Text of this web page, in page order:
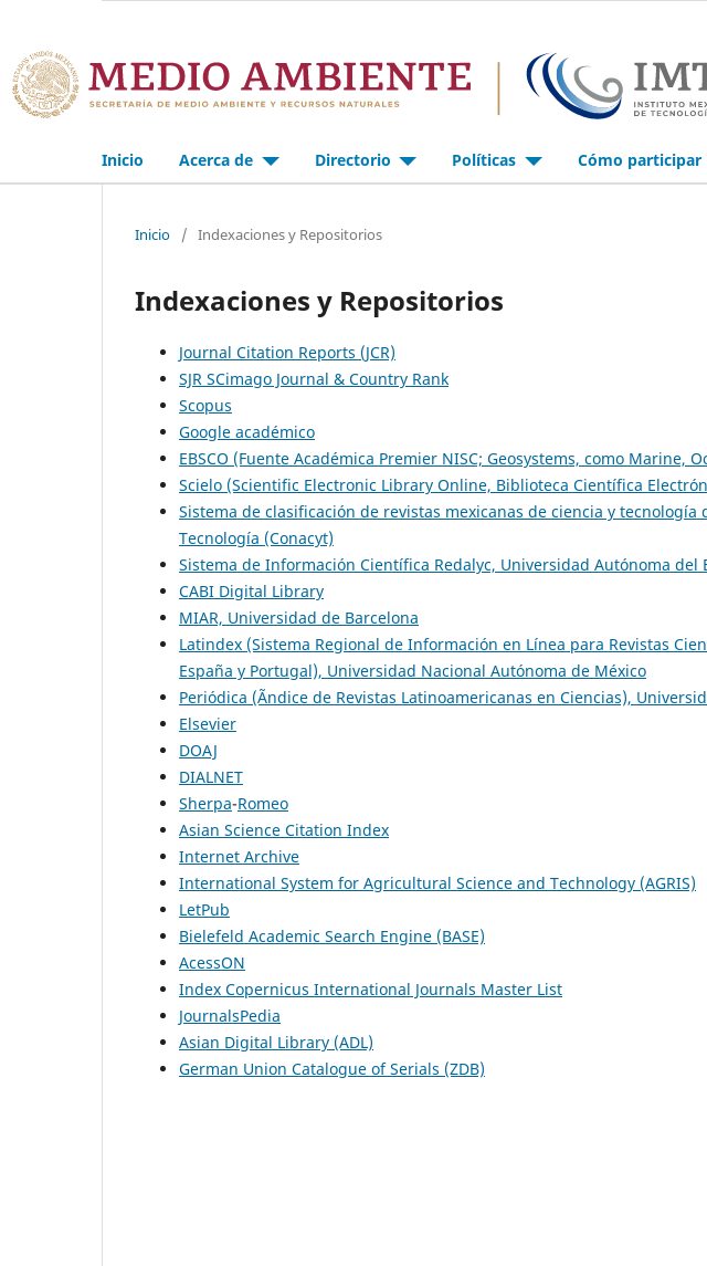
Inicio Acerca de Directorio Políticas Cómo participar
Inicio / Indexaciones y Repositorios
Indexaciones y Repositorios
Journal Citation Reports (JCR)
SJR SCimago Journal & Country Rank
Scopus
Google académico
EBSCO (Fuente Académica Premier NISC; Geosystems, como Marine,
Scielo (Scientific Electronic Library Online, Biblioteca Científica
Sistema de clasificación de revistas mexicanas de ciencia y tecnología
Tecnología (Conacyt)
Sistema de Información Científica Redalyc, Universidad Autónoma del
CABI Digital Library
MIAR, Universidad de Barcelona
Latindex (Sistema Regional de Información en Línea para Revistas
España y Portugal), Universidad Nacional Autónoma de México
Periódica (Ãndice de Revistas Latinoamericanas en Ciencias),
Elsevier
DOAJ
DIALNET
Sherpa-Romeo
Asian Science Citation Index
Internet Archive
International System for Agricultural Science and Technology (AGRIS)
LetPub
Bielefeld Academic Search Engine (BASE)
AcessON
Index Copernicus International Journals Master List
JournalsPedia
Asian Digital Library (ADL)
German Union Catalogue of Serials (ZDB)